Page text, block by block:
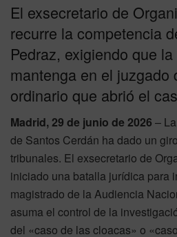
El exsecretario de
recurre la competencia
Pedraz, exigiendo que
mantenga en el juzgado
ordinario que abrió el
Madrid, 29 de junio de 2026 –
de Santos Cerdán ha dado un
tribunales. El exsecretario de
iniciado una batalla jurídica para
magistrado de la Audiencia
asuma el control de la
del «caso de las cloacas» o